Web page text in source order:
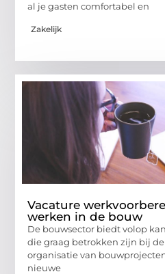
al je gasten comfortabel en
Zakelijk
Vacature
werken in de bouw
De bouwsector biedt volop
die graag betrokken zijn bij
organisatie van
nieuwe